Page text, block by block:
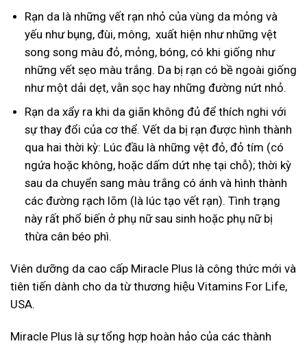
Rạn da là những vết rạn nhỏ của vùng da mỏng và
yếu như bụng, đùi, mông, xuất hiện như những vệt
song song màu đỏ, mỏng, bóng, có khi giống như
những vết sẹo màu trắng. Da bị rạn có bề ngoài giống
như một dải dẹt, vằn sọc hay những đường nứt nhỏ.
Rạn da xẩy ra khi da giãn không đủ để thích nghi với
sự thay đổi của cơ thể. Vết da bị rạn được hình thành
qua hai thời kỳ: Lúc đầu là những vệt đỏ, đỏ tím (có
ngứa hoặc không, hoặc dấm dứt nhẹ tại chỗ); thời kỳ
sau da chuyển sang màu trắng có ánh và hình thành
các đường rạch lõm (là lúc tạo vết rạn). Tình trạng
này rất phổ biến ở phụ nữ sau sinh hoặc phụ nữ bị
thừa cân béo phì.
Viên dưỡng da cao cấp Miracle Plus là công thức mới và
tiên tiến dành cho da từ thương hiệu Vitamins For Life,
USA.
Miracle Plus là sự tổng hợp hoàn hảo của các thành